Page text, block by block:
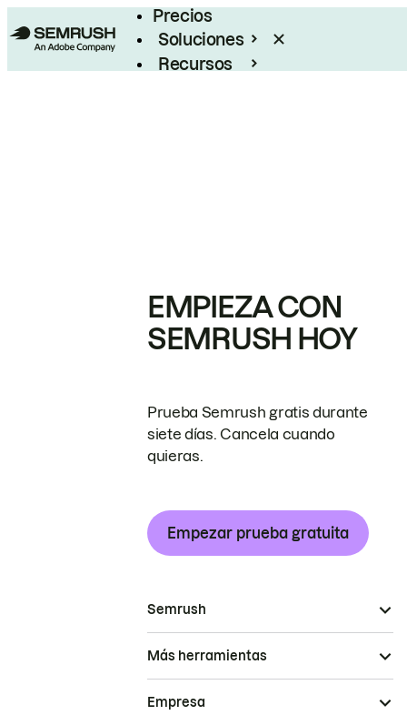
Precios
Soluciones
Recursos
EMPIEZA CON
SEMRUSH HOY
Prueba Semrush gratis durante
siete días. Cancela cuando
quieras.
Empezar prueba gratuita
Semrush
Más herramientas
Empresa